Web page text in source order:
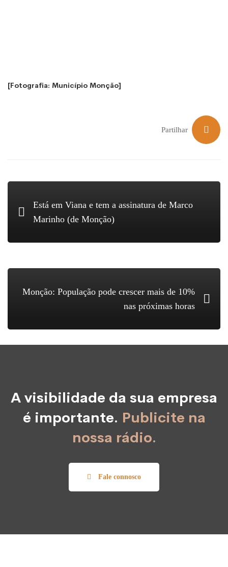
[Fotografia: Município Monção]
Partilhar
Está em Viana e tem a assinatura de Marco
Marinho (de Monção)
Monção: População pode crescer mais de 10%
nas próximas horas
A visibilidade da sua empresa
é importante. Publicite na
nossa rádio.
Fale connosco